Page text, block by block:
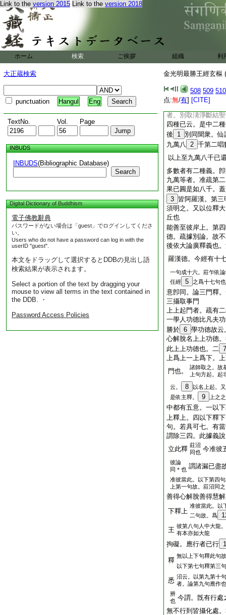
Link to the version 2015 Link to the version 2018
ホーム 検索 ご挨拶 組織 利
大正蔵検索
punctuation Hangul Eng
TextNo. Vol. Page
INBUDS
INBUDS(Bibliographic Database)
Search
Digital Dictionary of Buddhism
電子佛教辭典
パスワードがない場合は「guest」でログインしてくださ
い。
Users who do not have a password can log in with the
userID "guest".
本文をドラッグして選択するとDDBの見出し語
検索結果が表示されます。
Select a portion of the text by dragging your
mouse to view all terms in the text contained in
the DDB. ・
Password Access Policies
金光明最勝王經玄樞
508 509 510
点:無/有] [CITE]
三說也。興云。衆者
可以彼兩和此
如之僧釋衆也
受歳種種得作
依此
芻 何故金剛仙論云
倶取斷煩惱盡得羅
不取白四羯磨等九
二義。羯磨等事是
者。別取淸淨斷結
四種已云。是中二
後
1 別同聞衆。
九萬八 2 千第二唱
以上至九萬八千已
多數者有二種義。
九萬等者。准疏第
果已圓是如八千。
3 皆阿羅漢。第
須明之。又以位釋
丘也
能善至彼岸上。第
德。疏據別論。故
後依大論廣釋義也
羅漢德。今經有十
一句成十六。莊乍依
任經
5 之爲十七句也
意卽同。論三門釋
三攝取事門
上上起門者。疏有
一學人功德比凡夫
勝於 6 學功德故云
心解脫名上上功德
此上上功德也。二 7
上爲上一上爲下。
門也。
諸師取之。故
上句方起。
云。 8
以名上起。
是依主釋。
9 上之
中都有五意。一以
上釋上。四以下釋
句。若具可七。有
謂除三四。此據義
立此釋 莊沼
同也 今准彼
彼論
同＊也 謂諸漏已盡
准彼當此。以下第四
上第一句故。莊沼同之
善得心解脫善得慧
下釋上
准彼當此。以
二句故。爲
王 彼第八句人中大龍。
有本亦如大龍
拘礙。應行者已行
釋
無以上下句釋此句
以下第七句釋第三句
悉 沼云。以第九第十
者。論第九句應作
辨
也 今謂。旣有行處
無不行到皆攝化處